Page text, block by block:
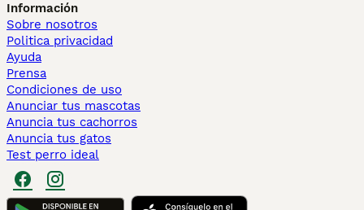
Información
Sobre nosotros
Politica privacidad
Ayuda
Prensa
Condiciones de uso
Anunciar tus mascotas
Anuncia tus cachorros
Anuncia tus gatos
Test perro ideal